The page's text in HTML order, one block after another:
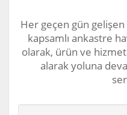
Her geçen gün
kapsamlı ankastre
olarak, ürün ve
alarak yoluna